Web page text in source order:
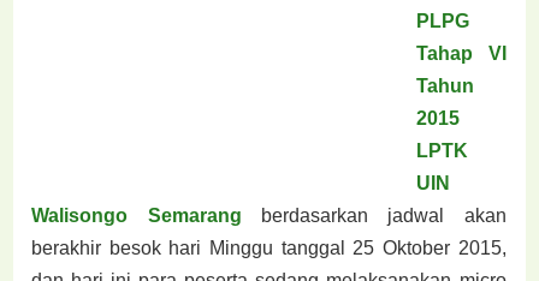
PLPG
Tahap VI
Tahun
2015
LPTK
UIN
Walisongo Semarang berdasarkan jadwal akan
berakhir besok hari Minggu tanggal 25 Oktober 2015,